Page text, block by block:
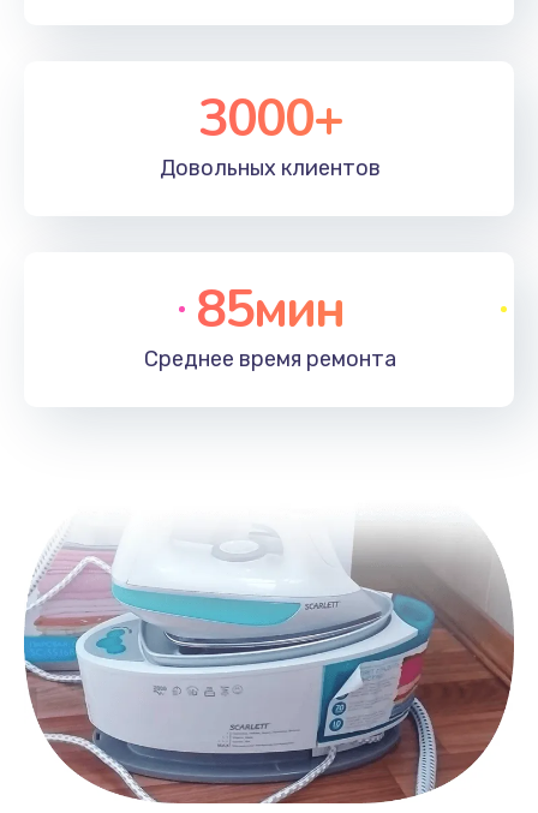
3000+
Довольных клиентов
85мин
Среднее время ремонта